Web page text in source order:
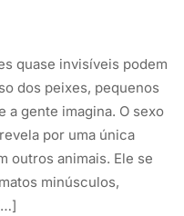
quase invisíveis podem
dos peixes, pequenos
a gente imagina. O sexo
por uma única
outros animais. Ele se
minúsculos,